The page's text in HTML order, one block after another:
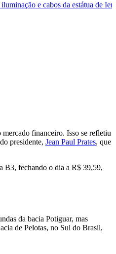
da estátua de Iemanjá é
financeiro. Isso se refletiu
presidente, Jean Paul Prates, que
B3, fechando o dia a R$ 39,59,
da bacia Potiguar, mas
de Pelotas, no Sul do Brasil,